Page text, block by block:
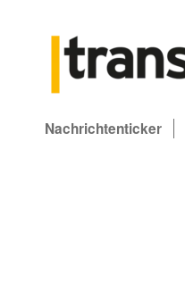
Nachrichtenticker